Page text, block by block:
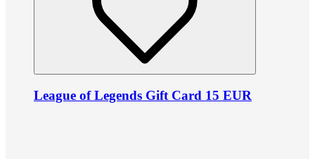
League of Legends Gift Card 15 EUR